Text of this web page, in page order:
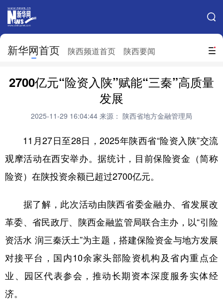
搜索
新华网首页 陕西频道首页 陕西要闻
网站地图
北京 天津 河北 山西
辽宁 吉林 上海 江苏
山东 河南 湖北 湖南
广东 广西 海南
陕西 甘肃 青海 宁夏
新疆 内蒙古 黑龙江
2700亿元“险资入陕”赋能“三秦”高质量
发展
2025-11-29 16:04:44 来源： 陕西省地方金融管理局
11月27日至28日，2025年陕西省“险资入陕”交流
观摩活动在西安举办。据统计，目前保险资金（简称
险资）在陕投资余额已超过2700亿元。
据了解，此次活动由陕西省委金融办、省发展改
革委、省民政厅、陕西金融监管局联合主办，以“引险
资活水 润三秦沃土”为主题，搭建保险资金与地方发展
对接平台，国内10余家头部险资机构及省内重点企
业、园区代表参会，推动长期资本深度服务实体经
济。